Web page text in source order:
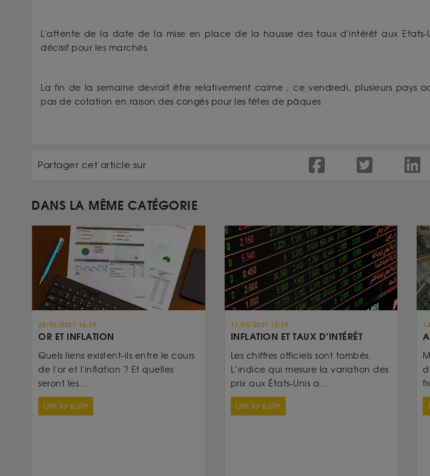
L'attente de la date de la mise en place de la hausse des taux d'intérêt aux Etats-
décisif pour les marchés.
La fin de la semaine devrait être relativement calme ; ce vendredi, plusieurs pays
pas de cotation en raison des congés pour les fêtes de pâques.
Partager cet article sur
DANS LA MÊME CATÉGORIE
20/05/2021 14:19
OR ET INFLATION
Quels liens existent-ils entre le cours
de l'or et l'inflation ? Et quelles
seront les...
Lire la suite
17/05/2021 10:59
INFLATION ET TAUX D’INTÉRÊT
Les chiffres officiels sont tombés.
L’indice qui mesure la variation des
prix aux États-Unis a...
Lire la suite